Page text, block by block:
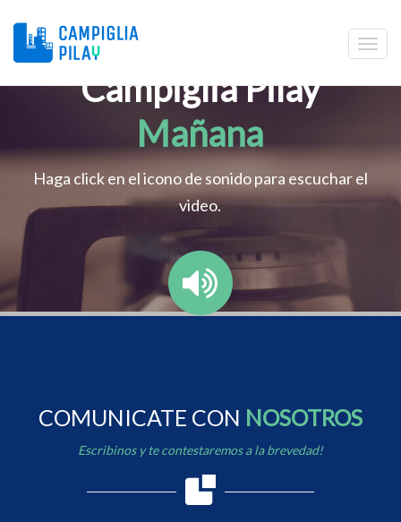
Campiglia Pilay
Mañana
Haga click en el icono de sonido para escuchar el
video.
COMUNICATE CON NOSOTROS
Escribinos y te contestaremos a la brevedad!